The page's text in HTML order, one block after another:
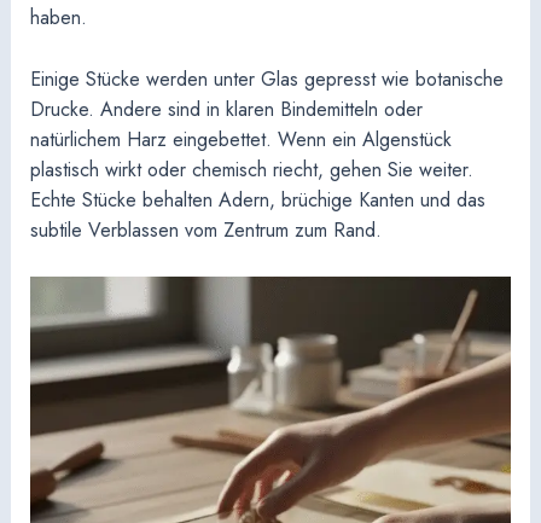
haben.
Einige Stücke werden unter Glas gepresst wie botanische
Drucke. Andere sind in klaren Bindemitteln oder
natürlichem Harz eingebettet. Wenn ein Algenstück
plastisch wirkt oder chemisch riecht, gehen Sie weiter.
Echte Stücke behalten Adern, brüchige Kanten und das
subtile Verblassen vom Zentrum zum Rand.